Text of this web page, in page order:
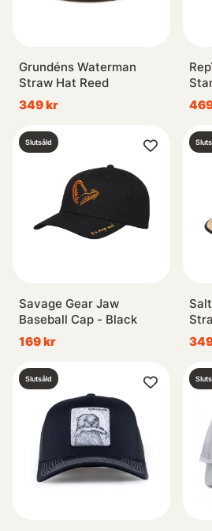
Grundéns Waterman
Straw Hat Reed
349 kr
Slutsåld
Savage Gear Jaw
Baseball Cap - Black
169 kr
Slutsåld